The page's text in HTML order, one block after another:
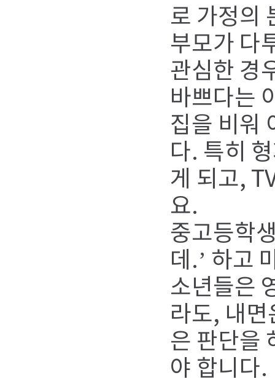
로 가정의
부모가 다
관심한 경
바쁘다는
집을 비워
다. 특히
게 되고,
요.
중고등학
데.’ 하고
소년들은
라도, 내
은 판단을
야 합니다.